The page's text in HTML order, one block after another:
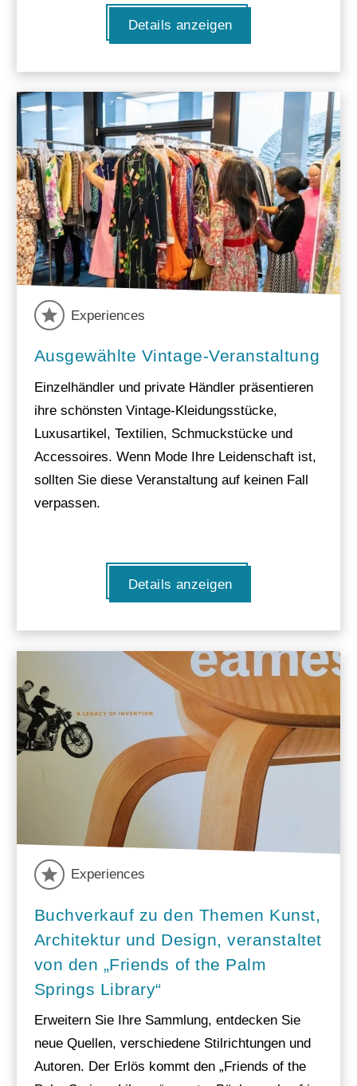
Details anzeigen
Experiences
Ausgewählte Vintage-Veranstaltung
Einzelhändler und private Händler präsentieren
ihre schönsten Vintage-Kleidungsstücke,
Luxusartikel, Textilien, Schmuckstücke und
Accessoires. Wenn Mode Ihre Leidenschaft ist,
sollten Sie diese Veranstaltung auf keinen Fall
verpassen.
Details anzeigen
Experiences
Buchverkauf zu den Themen Kunst,
Architektur und Design, veranstaltet
von den „Friends of the Palm
Springs Library“
Erweitern Sie Ihre Sammlung, entdecken Sie
neue Quellen, verschiedene Stilrichtungen und
Autoren. Der Erlös kommt den „Friends of the